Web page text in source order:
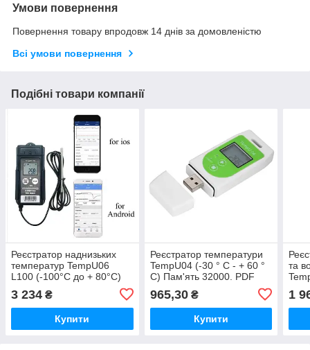
Умови повернення
Повернення товару впродовж 14 днів за домовленістю
Всі умови повернення
Подібні товари компанії
Реєстратор наднизьких
температур TempU06
L100 (-100°C до + 80°C)
Bluetooth USB IP65
3 234 ₴
Купити
Реєстратор температури
TempU04 (-30 ° C - + 60 °
C) Пам'ять 32000. PDF
965,30₴
Купити
та
1